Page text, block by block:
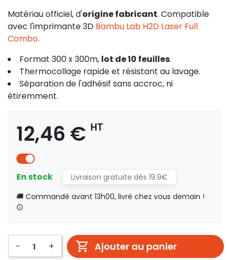
Matériau officiel, d'origine fabricant. Compatible
avec l'imprimante 3D Bambu Lab H2D Laser Full
Combo.
Format 300 x 300m, lot de 10 feuilles.
Thermocollage rapide et résistant au lavage.
Séparation de l'adhésif sans accroc, ni
étiremment.
12,46 € HT
En stock
Livraison gratuite dès 19.9€
🚚 Commandé avant 13h00, livré chez vous demain !
- + Ajouter au panier